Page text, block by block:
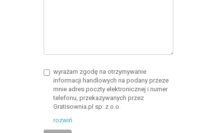
wyrażam zgodę na otrzymywanie
informacji handlowych na podany przeze
mnie adres poczty elektronicznej i numer
telefonu, przekazywanych przez
Gratisownia.pl sp. z o.o.
rozwiń